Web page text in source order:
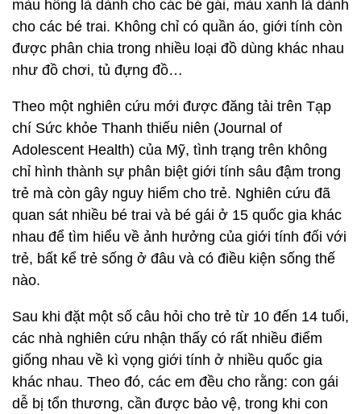
màu hồng là dành cho các bé gái, màu xanh là dành
cho các bé trai. Không chỉ có quần áo, giới tính còn
được phân chia trong nhiều loại đồ dùng khác nhau
như đồ chơi, tủ đựng đồ…
Theo một nghiên cứu mới được đăng tải trên Tạp
chí Sức khỏe Thanh thiếu niên (Journal of
Adolescent Health) của Mỹ, tình trạng trên không
chỉ hình thành sự phân biệt giới tính sâu đậm trong
trẻ mà còn gây nguy hiểm cho trẻ. Nghiên cứu đã
quan sát nhiều bé trai và bé gái ở 15 quốc gia khác
nhau để tìm hiểu về ảnh hưởng của giới tính đối với
trẻ, bất kể trẻ sống ở đâu và có điều kiện sống thế
nào.
Sau khi đặt một số câu hỏi cho trẻ từ 10 đến 14 tuổi,
các nhà nghiên cứu nhận thấy có rất nhiều điểm
giống nhau về kì vọng giới tính ở nhiều quốc gia
khác nhau. Theo đó, các em đều cho rằng: con gái
dễ bị tổn thương, cần được bảo vệ, trong khi con